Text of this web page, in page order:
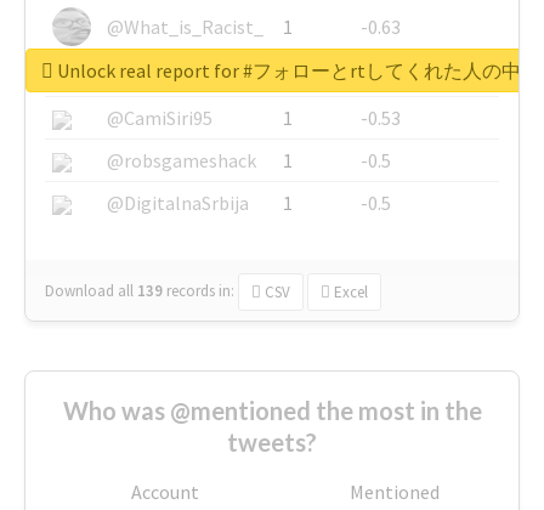
@What_is_Racist_
1
-0.63
@SkateChart
1
-0.6
@CamiSiri95
1
-0.53
@robsgameshack
1
-0.5
@DigitalnaSrbija
1 -0.5
Download all 139 records in: CSV Excel
Unlock real report for #フォローとrtしてくれた人の中
Who was @mentioned the most in the
tweets?
Account
Mentioned